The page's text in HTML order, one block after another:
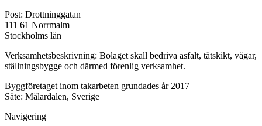
Post: Drottninggatan
111 61 Norrmalm
Stockholms län
Verksamhetsbeskrivning: Bolaget skall bedriva asfalt, tätskikt, vägar,
ställningsbygge och därmed förenlig verksamhet.
Byggföretaget inom takarbeten grundades år 2017
Säte: Mälardalen, Sverige
Navigering